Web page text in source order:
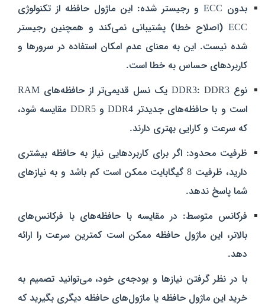
بدون ECC و رجیستر شده: این ماژول حافظه از تکنولوژی
ECC (اصلاح خطا) پشتیبانی نمی‌کند و همچنین رجیستر
شده نیست. این به معنای عدم امکان استفاده در سرورها و
کاربردهای حساس به خطا است.
نوع DDR3: DDR3 یک نسل قدیمی‌تر از حافظه‌های RAM
است و با حافظه‌های جدیدتر DDR4 و DDR5 مقایسه شود،
که سرعت و کارایی بهتری دارند.
ظرفیت محدود: اگر برای کاربردهایی نیاز به حافظه بیشتری
دارید، ظرفیت 8 گیگابایت ممکن است کم باشد و به نیازهای
شما پاسخ ندهد.
فرکانس متوسط: در مقایسه با حافظه‌های با فرکانس‌های
بالاتر، این ماژول حافظه ممکن است کمترین سرعت را ارائه
دهد.
با در نظر گرفتن نیازها و بودجه‌ی خود، می‌توانید تصمیم به
خرید این ماژول حافظه یا ماژول‌های حافظه دیگری بگیرید که